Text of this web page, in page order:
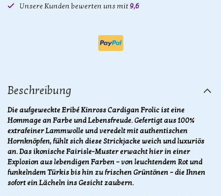
Unsere Kunden bewerten uns mit 9,6
Beschreibung
Die aufgeweckte Eribé Kinross Cardigan Frolic ist eine
Hommage an Farbe und Lebensfreude. Gefertigt aus 100%
extrafeiner Lammwolle und veredelt mit authentischen
Hornknöpfen, fühlt sich diese Strickjacke weich und luxuriös
an. Das ikonische Fairisle-Muster erwacht hier in einer
Explosion aus lebendigen Farben – von leuchtendem Rot und
funkelndem Türkis bis hin zu frischen Grüntönen – die Ihnen
sofort ein Lächeln ins Gesicht zaubern.